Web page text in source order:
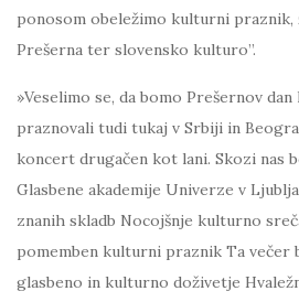
ponosom obeležimo kulturni praznik,
Prešerna ter slovensko kulturo”.
»Veselimo se, da bomo Prešernov
praznovali tudi tukaj v Srbiji in
koncert drugačen kot lani. Skozi nas
Glasbene akademije Univerze v
znanih skladb Nocojšnje kulturno
pomemben kulturni praznik Ta večer
glasbeno in kulturno doživetje